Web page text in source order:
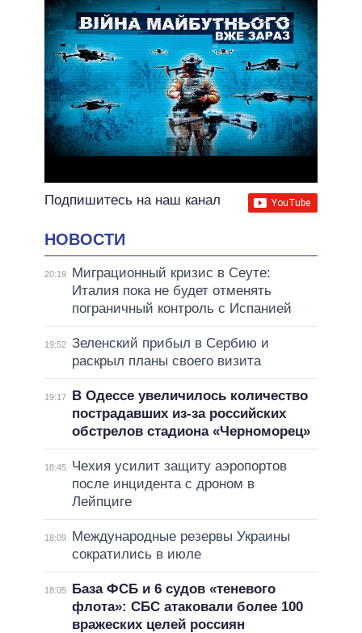
Подпишитесь на наш канал
НОВОСТИ
20:19
Миграционный кризис в Сеуте:
Италия пока не будет отменять
пограничный контроль с Испанией
19:52 Зеленский прибыл в Сербию и
раскрыл планы своего визита
19:17
В Одессе увеличилось количество
пострадавших из-за российских
обстрелов стадиона «Черноморец»
18:45
Чехия усилит защиту аэропортов
после инцидента с дроном в
Лейпциге
18:09
Международные резервы Украины
сократились в июле
18:05
База ФСБ и 6 судов «теневого
флота»: СБС атаковали более 100
вражеских целей россиян